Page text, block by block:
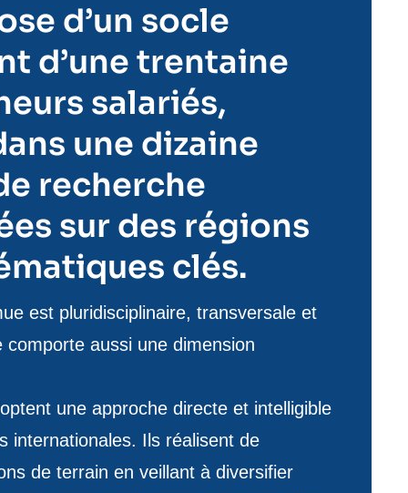
d’un socle
d’une trentaine
salariés,
une dizaine
recherche
sur des régions
clés.
est pluridisciplinaire, transversale et
comporte aussi une dimension
une approche directe et intelligible
internationales. Ils réalisent de
de terrain en veillant à diversifier